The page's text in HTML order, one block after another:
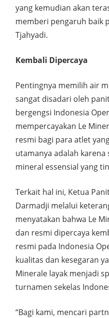
yang kemudian akan
memberi pengaruh baik
Tjahyadi.
Kembali Dipercaya
Pentingnya memilih air
sangat disadari oleh
bergengsi Indonesia
mempercayakan Le
resmi bagi para atlet
utamanya adalah
mineral essensial yang
Terkait hal ini, Ketua
Darmadji melalui
menyatakan bahwa Le
dan resmi dipercaya
resmi pada Indonesia
kualitas dan kesegaran
Minerale layak menjadi
turnamen sekelas
“Bagi kami, mencari